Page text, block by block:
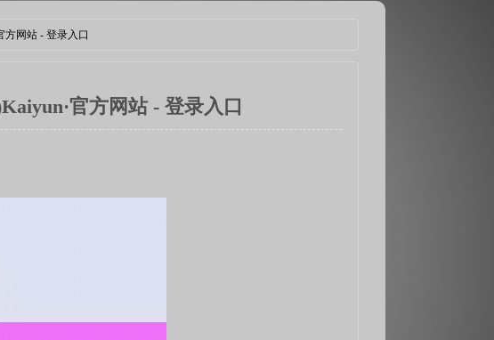
方网站 - 登录入口
官方网站 - 登录入口